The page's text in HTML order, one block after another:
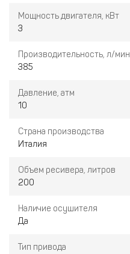
Мощность двигателя, кВт
3
Производительность, л/мин
385
Давление, атм
10
Страна производства
Италия
Объем ресивера, литров
200
Наличие осушителя
Да
Тип привода